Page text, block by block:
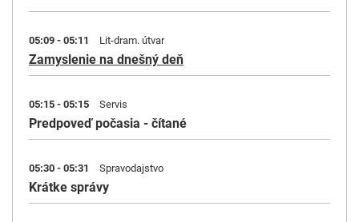
05:09 - 05:11 Lit-dram. útvar
Zamyslenie na dnešný deň
05:15 - 05:15 Servis
Predpoveď počasia - čítané
05:30 - 05:31 Spravodajstvo
Krátke správy